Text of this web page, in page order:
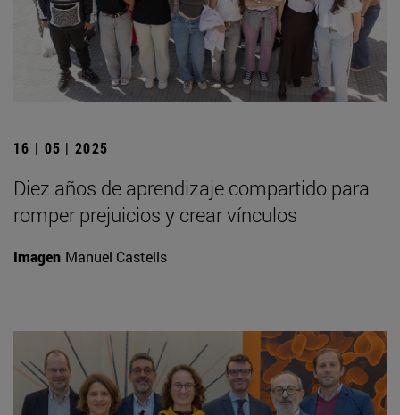
16 | 05 | 2025
Diez años de aprendizaje compartido para
romper prejuicios y crear vínculos
Imagen Manuel Castells